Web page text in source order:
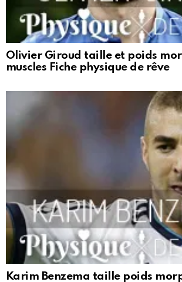
Olivier Giroud taille et poids
muscles Fiche physique de rêve
Karim Benzema taille poids